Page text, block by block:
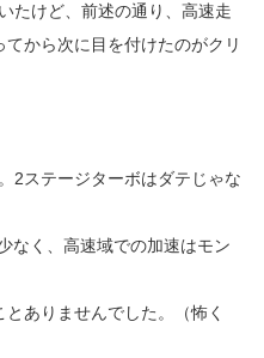
たけど、前述の通り、高速走
から次に目を付けたのがクリ
2ステージターボはダテじゃな
なく、高速域での加速はモン
ありませんでした。（怖く